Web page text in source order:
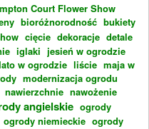
Court Flower Show
bioróżnorodność bukiety
cięcie dekoracje detale
iglaki jesień w ogrodzie
w ogrodzie liście maja w
modernizacja ogrodu
nawierzchnie nawożenie
angielskie ogrody
ogrody niemieckie ogrody